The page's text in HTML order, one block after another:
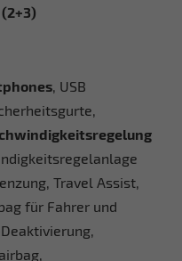
, USB
Travel Assist,
für Fahrer und